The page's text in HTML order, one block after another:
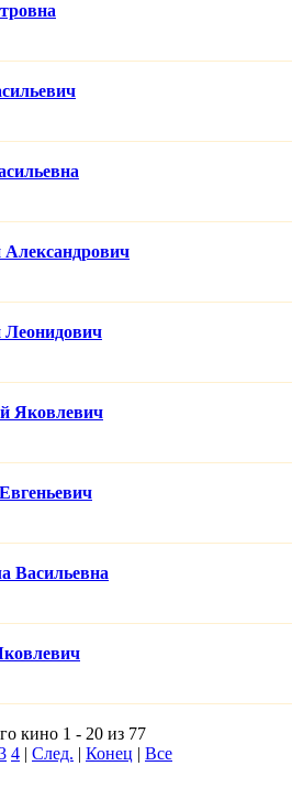
Яковлевич
Васильевна
кино 1 - 20 из 77
4 | След. | Конец | Все